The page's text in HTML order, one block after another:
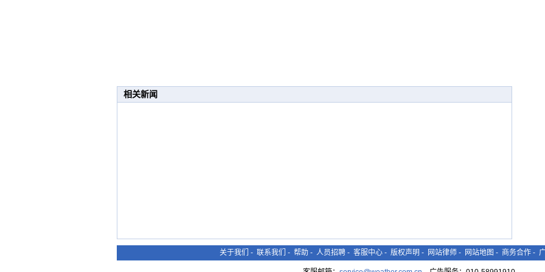
相关新闻
关于我们 - 联系我们 - 帮助 - 人员招聘 - 客服中心 - 版权声明 - 网站律师 - 网站地图 - 商务合作 -